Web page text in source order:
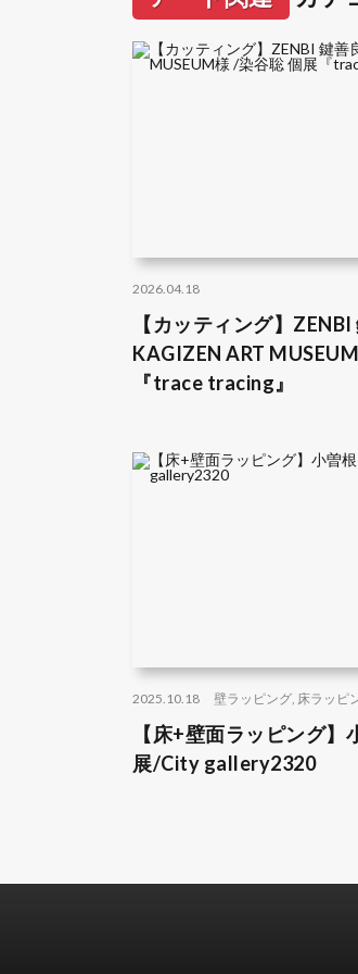
2026.04.18
【カッティング】
KAGIZEN ART
『trace tracing』
2025.10.18 壁ラッピング, 床ラッピ
【床+壁面ラッピング】
展/City gallery2320